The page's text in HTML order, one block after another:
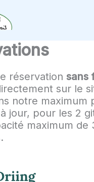
réservation sans
sur le
notre maximum
jour, pour les 2
maximum de